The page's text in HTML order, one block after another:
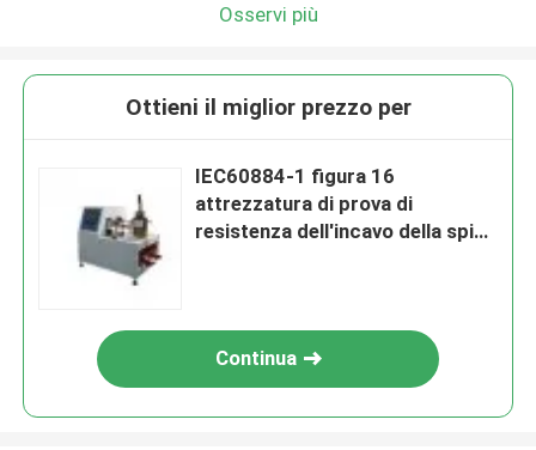
Osservi più
Ottieni il miglior prezzo per
IEC60884-1 figura 16
attrezzatura di prova di
resistenza dell'incavo della spina
Continua